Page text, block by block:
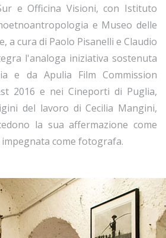
e Officina Visioni, con Istituto
e Museo delle
a cura di Paolo Pisanelli e Claudio
l'analoga iniziativa sostenuta
e da Apulia Film Commission
2016 e nei Cineporti di Puglia,
del lavoro di Cecilia Mangini,
la sua affermazione come
come fotografa.